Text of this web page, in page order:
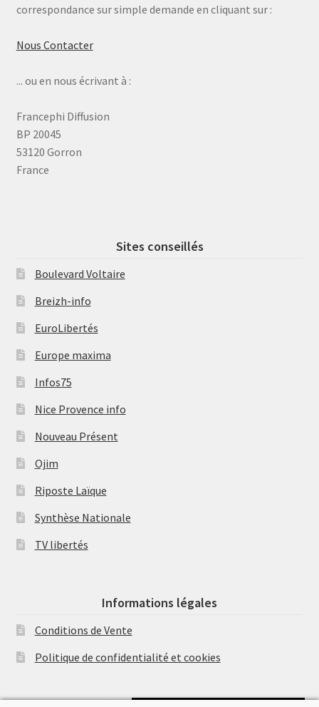
correspondance sur simple demande en cliquant sur :
Nous Contacter
... ou en nous écrivant à :
Francephi Diffusion
BP 20045
53120 Gorron
France
Sites conseillés
Boulevard Voltaire
Breizh-info
EuroLibertés
Europe maxima
Infos75
Nice Provence info
Nouveau Présent
Ojim
Riposte Laïque
Synthèse Nationale
TV libertés
Informations légales
Conditions de Vente
Politique de confidentialité et cookies